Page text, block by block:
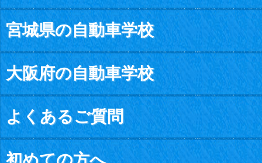
宮城県の自動車学校
大阪府の自動車学校
よくあるご質問